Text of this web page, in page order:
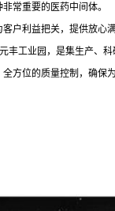
常重要的医药中间体。
户利益把关，提供放
丰工业园，是集生产、
方位的质量控制，确保